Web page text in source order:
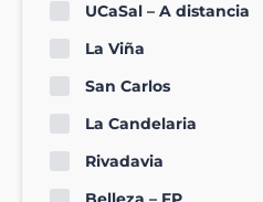
UCaSal – A distancia
La Viña
San Carlos
La Candelaria
Rivadavia